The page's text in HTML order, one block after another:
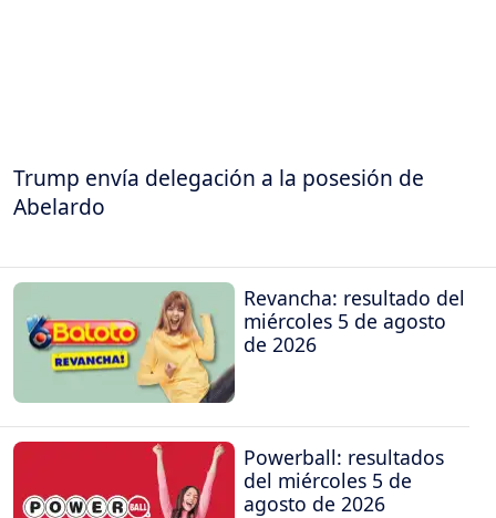
Trump envía delegación a la posesión de
Abelardo
Revancha: resultado del
miércoles 5 de agosto
de 2026
Powerball: resultados
del miércoles 5 de
agosto de 2026